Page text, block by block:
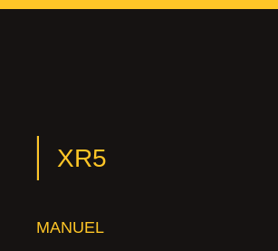
XR5
MANUEL